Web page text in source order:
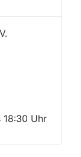
18:30 Uhr